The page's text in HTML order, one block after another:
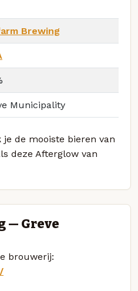
Brewing
Municipality
je de mooiste bieren van
deze Afterglow van
— Greve
brouwerij: